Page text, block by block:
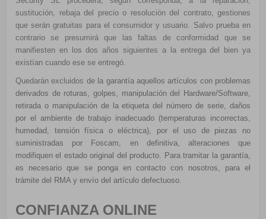
sustitución, rebaja del precio o resolución del contrato, gestiones
que serán gratuitas para el consumidor y usuario. Salvo prueba en
contrario se presumirá que
las faltas de conformidad que se
manifiesten en los dos años siguientes a la entrega del bien ya
existían cuando ese se entregó.
Quedarán excluidos dela garantía aquellos artículos con problemas
derivados de roturas, golpes, manipulación del Hardware/Software,
retirada o manipulación de la etiqueta del número de serie, daños
por el ambiente de trabajo inadecuado (temperaturas incorrectas,
humedad, tensión física o eléctrica), por el uso de piezas no
suministradas por Foscam, en definitiva, alteraciones que
modifiquen el estado original del producto. Para tramitar la garantía,
es necesario que se ponga en contacto con nosotros, para el
trámite del RMA y envío del artículo defectuoso.
CONFIANZA ONLINE